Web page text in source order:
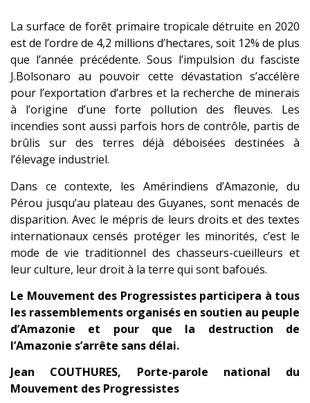
La surface de forêt primaire tropicale détruite en 2020
est de l’ordre de 4,2 millions d’hectares, soit 12% de plus
que l’année précédente. Sous l’impulsion du fasciste
J.Bolsonaro au pouvoir cette dévastation s’accélère
pour l’exportation d’arbres et la recherche de minerais
à l’origine d’une forte pollution des fleuves. Les
incendies sont aussi parfois hors de contrôle, partis de
brûlis sur des terres déjà déboisées destinées à
l’élevage industriel.
Dans ce contexte, les Amérindiens d’Amazonie, du
Pérou jusqu’au plateau des Guyanes, sont menacés de
disparition. Avec le mépris de leurs droits et des textes
internationaux censés protéger les minorités, c’est le
mode de vie traditionnel des chasseurs-cueilleurs et
leur culture, leur droit à la terre qui sont bafoués.
Le Mouvement des Progressistes participera à tous
les rassemblements organisés en soutien au peuple
d’Amazonie et pour que la destruction de
l’Amazonie s’arrête sans délai.
Jean COUTHURES, Porte-parole national du
Mouvement des Progressistes